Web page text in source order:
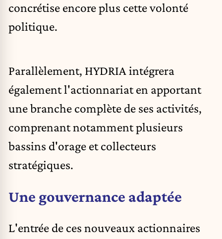
concrétise encore plus cette volonté
politique.
Parallèlement, HYDRIA intégrera
également l'actionnariat en apportant
une branche complète de ses activités,
comprenant notamment plusieurs
bassins d'orage et collecteurs
stratégiques.
Une gouvernance adaptée
L'entrée de ces nouveaux actionnaires